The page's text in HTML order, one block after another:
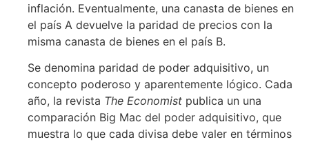
inflación. Eventualmente, una canasta de bienes en
el país A devuelve la paridad de precios con la
misma canasta de bienes en el país B.
Se denomina paridad de poder adquisitivo, un
concepto poderoso y aparentemente lógico. Cada
año, la revista The Economist publica un una
comparación Big Mac del poder adquisitivo, que
muestra lo que cada divisa debe valer en términos